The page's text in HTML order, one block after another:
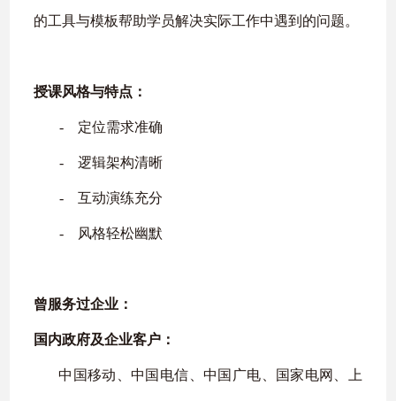
的工具与模板帮助学员解决实际工作中遇到的问题。
授课风格与特点：
‐ 定位需求准确
‐ 逻辑架构清晰
‐ 互动演练充分
‐ 风格轻松幽默
曾服务过企业：
国内政府及企业客户：
中国移动、中国电信、中国广电、国家电网、上